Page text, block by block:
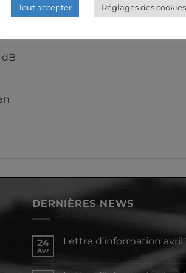
large
kHz
dB
DERNIÈRES NEWS
24
Avr
Lettre d’information avril
Tout accepter Réglages des cookies